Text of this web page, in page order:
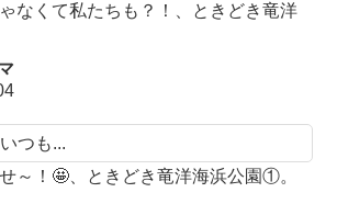
なくて私たちも？！、ときどき竜洋
つも...
～！🤩、ときどき竜洋海浜公園①。